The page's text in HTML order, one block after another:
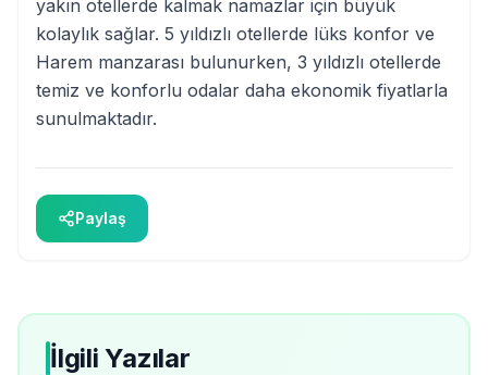
yakın otellerde kalmak namazlar için büyük
kolaylık sağlar. 5 yıldızlı otellerde lüks konfor ve
Harem manzarası bulunurken, 3 yıldızlı otellerde
temiz ve konforlu odalar daha ekonomik fiyatlarla
sunulmaktadır.
Paylaş
İlgili Yazılar